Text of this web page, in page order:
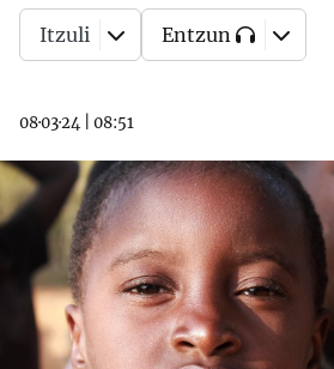
08·03·24 08:51
Itzuli Entzun